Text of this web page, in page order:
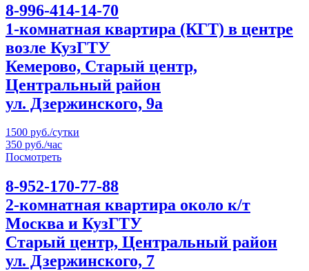
8-996-414-14-70
1-комнатная квартира (КГТ) в центре
возле КузГТУ
Кемерово, Старый центр,
Центральный район
ул. Дзержинского, 9а
1500 руб./сутки
350 руб./час
Посмотреть
8-952-170-77-88
2-комнатная квартира около к/т
Москва и КузГТУ
Старый центр, Центральный район
ул. Дзержинского, 7